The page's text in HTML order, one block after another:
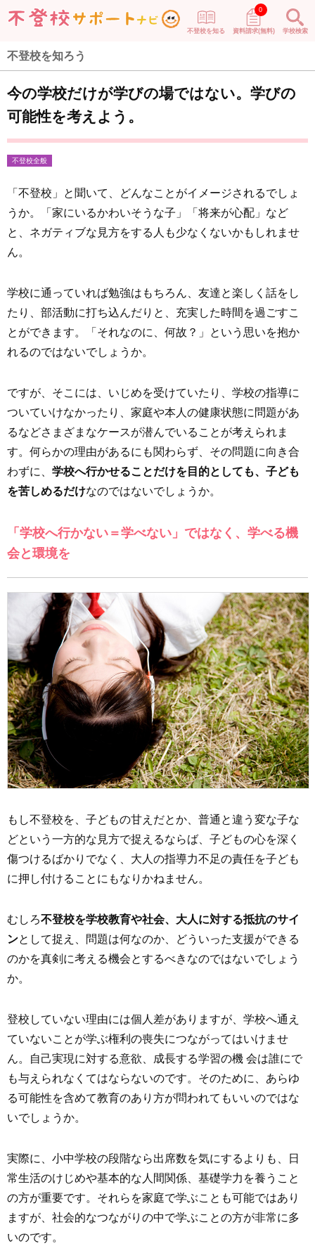
不登校を知る 資料請求(無料)
0
学校検索
不登校を知ろう
今の学校だけが学びの場ではない。学びの
可能性を考えよう。
不登校全般
「不登校」と聞いて、どんなことがイメージされるでしょ
うか。「家にいるかわいそうな子」「将来が心配」など
と、ネガティブな見方をする人も少なくないかもしれませ
ん。
学校に通っていれば勉強はもちろん、友達と楽しく話をし
たり、部活動に打ち込んだりと、充実した時間を過ごすこ
とができます。「それなのに、何故？」という思いを抱か
れるのではないでしょうか。
ですが、そこには、いじめを受けていたり、学校の指導に
ついていけなかったり、家庭や本人の健康状態に問題があ
るなどさまざまなケースが潜んでいることが考えられま
す。何らかの理由があるにも関わらず、その問題に向き合
わずに、 学校へ行かせることだけを目的としても、子ども
を苦しめるだけなのではないでしょうか。
「学校へ行かない＝学べない」ではなく、学べる機
会と環境を
もし不登校を、子どもの甘えだとか、普通と違う変な子な
どという一方的な見方で捉えるならば、子どもの心を深く
傷つけるばかりでなく、大人の指導力不足の責任を子ども
に押し付けることにもなりかねません。
むしろ不登校を学校教育や社会、大人に対する抵抗のサイ
ンとして捉え、問題は何なのか、どういった支援ができる
のかを真剣に考える機会とするべきなのではないでしょう
か。
登校していない理由には個人差がありますが、学校へ通え
ていないことが学ぶ権利の喪失につながってはいけませ
ん。自己実現に対する意欲、成長する学習の機 会は誰にで
も与えられなくてはならないのです。そのために、あらゆ
る可能性を含めて教育のあり方が問われてもいいのではな
いでしょうか。
実際に、小中学校の段階なら出席数を気にするよりも、日
常生活のけじめや基本的な人間関係、基礎学力を養うこと
の方が重要です。それらを家庭で学ぶことも可能ではあり
ますが、社会的なつながりの中で学ぶことの方が非常に多
いのです。